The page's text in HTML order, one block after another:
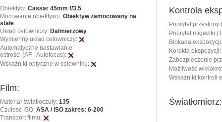
Obiektyw: Cassar 45mm f/3.5
Mocowanie obiektywu: Obiektyw zamocowany na
stałe
Układ celowniczy: Dalmierzowy
Wymienny układ celowniczy:
Automatyczne nastawianie
ostrości (AF - Autofocus):
Wskaźniki optyczne w celowniku:
Film:
Materiał światłoczuły: 135
Czułość ISO: ASA / ISO zakres: 6-200
Transport filmu:
Kontrola
Priorytet przesłony
Priorytet migawki
Blokada ekspozycji:
Korekta ekspozycji:
Zabezpieczenie
Możliwość
Wskaźniki kontroli